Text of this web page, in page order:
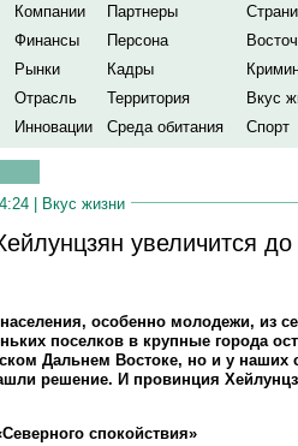
Компании Партнеры
Финансы Персона
Рынки Кадры
Отрасль Территория
Вкус
Инновации Среда обитания Спорт
| Вкус жизни
увеличится
особенно молодежи, из
поселков в крупные города
Дальнем Востоке, но и у наших
решение. И провинция
спокойствия»